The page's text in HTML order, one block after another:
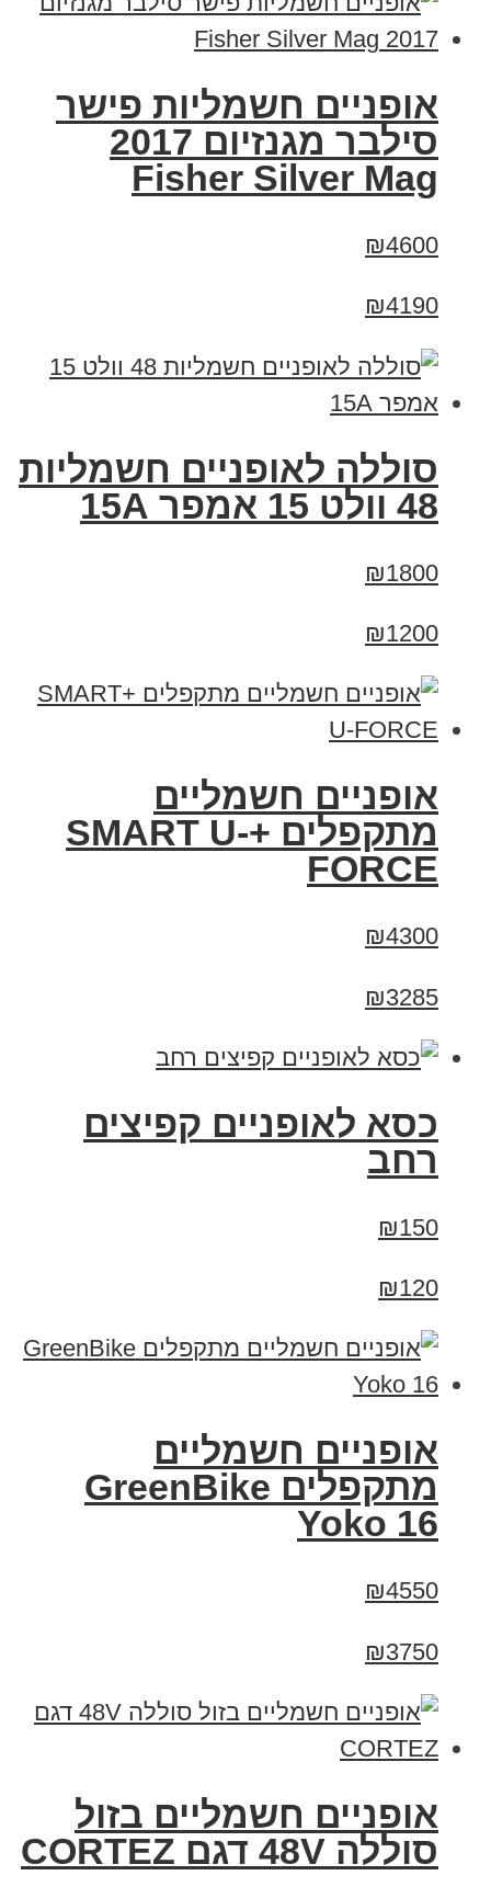
אופניים חשמליות פישר
סילבר מגנזיום 2017
Fisher Silver Mag
₪4600
₪4190
סוללה לאופניים חשמליות
48 וולט 15 אמפר 15A
₪1800
₪1200
אופניים חשמליים
מתקפלים +SMART U-
FORCE
₪4300
₪3285
כסא לאופניים קפיצים
רחב
₪150
₪120
‏אופניים חשמליים
‏מתקפלים GreenBike
Yoko 16
₪4550
₪3750
אופניים חשמליים בזול
סוללה 48V דגם CORTEZ